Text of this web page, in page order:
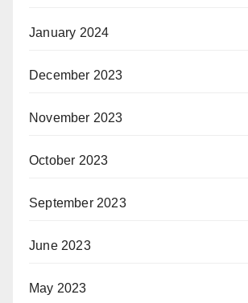
January 2024
December 2023
November 2023
October 2023
September 2023
June 2023
May 2023